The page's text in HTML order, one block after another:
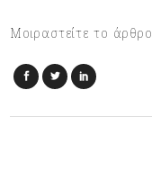
Μοιραστείτε το άρθρο